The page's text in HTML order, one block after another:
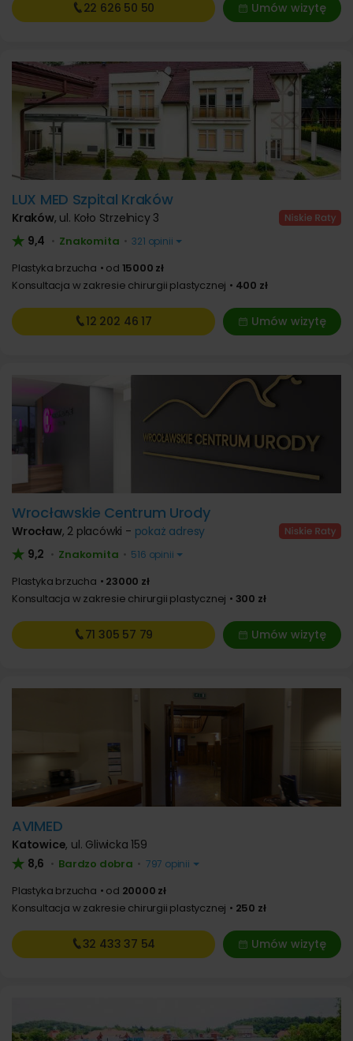
Umów wizytę
22 626 50 50
LUX MED Szpital Kraków
Kraków, ul. Koło Strzelnicy 3
9,4 • Znakomita • 321 opinii
Plastyka brzucha od 15000 zł
Konsultacja w zakresie chirurgii plastycznej
400 zł
Umów wizytę
12 202 46 17
Wrocławskie Centrum Urody
Wrocław, 2 placówki - pokaż adresy
9,2 • Znakomita • 516 opinii
Plastyka brzucha
23000 zł
Konsultacja w zakresie chirurgii plastycznej
300 zł
Umów wizytę
71 305 57 79
AVIMED
Katowice, ul. Gliwicka 159
8,6 • Bardzo dobra • 797 opinii
Plastyka brzucha od 20000 zł
Konsultacja w zakresie chirurgii plastycznej
250 zł
Umów wizytę
32 433 37 54